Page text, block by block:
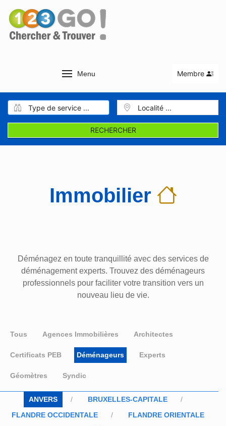
Menu Membre
RECHERCHER
Immobilier
Déménagez en toute tranquillité avec des services de
déménagement experts. Trouvez des déménageurs
professionnels pour faciliter votre transition vers un
nouveau lieu de vie.
Tous Agences Immobilières Architectes
Certificats PEB Déménageurs Experts
Géomètres Syndic
ANVERS
BRUXELLES-CAPITALE
FLANDRE OCCIDENTALE
FLANDRE ORIENTALE